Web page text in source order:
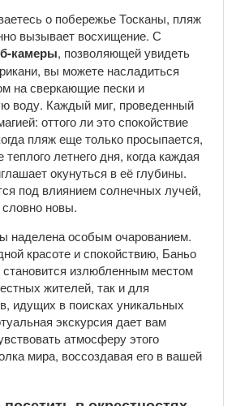
о побережье Тосканы, пляж
вызывает восхищение. С
камеры, позволяющей увидеть
вы можете насладиться
на сверкающие пески и
воду. Каждый миг, проведенный
оттого ли это спокойствие
пляж еще только просыпается,
летнего дня, когда каждая
окунуться в её глубины.
под влиянием солнечных лучей,
новы.
наделена особым очарованием.
красоте и спокойствию, Баньо
излюбленным местом
жителей, так и для
идущих в поисках уникальных
экскурсия дает вам
атмосферу этого
мира, воссоздавая его в вашей